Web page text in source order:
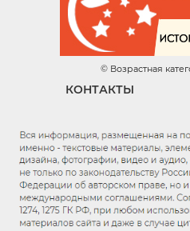
© Возрастная
КОНТАКТЫ